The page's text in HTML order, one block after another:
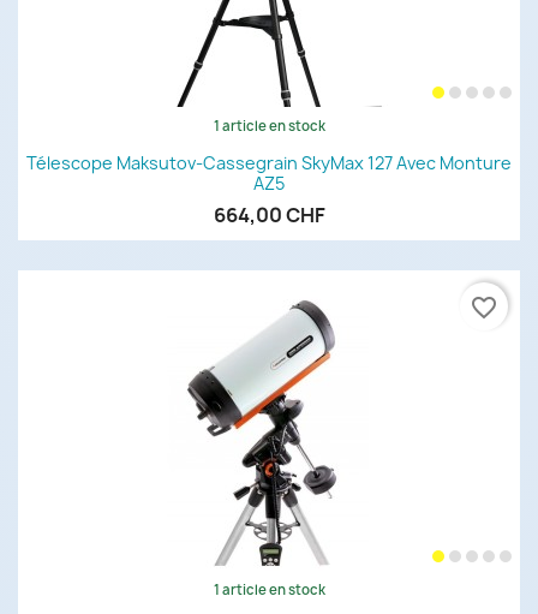
1 article en stock
Télescope Maksutov-Cassegrain SkyMax 127 Avec Monture
AZ5
664,00 CHF
1 article en stock
favorite_border